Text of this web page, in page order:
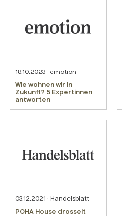
18.10.2023 · emotion
Wie wohnen wir in
Zukunft? 5 Expertinnen
antworten
03.12.2021 · Handelsblatt
POHA House drosselt